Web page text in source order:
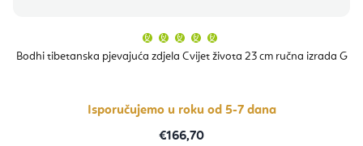
Bodhi tibetanska pjevajuća zdjela Cvijet života 23 cm ručna izrada G
proizvoda
je
zvjezdica.
Isporučujemo u roku od 5-7 dana
€166,70